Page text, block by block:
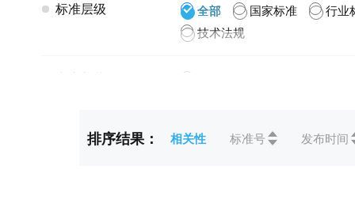
标准层级 全部 国家标准
行业
技术法规
发布年代
排序结果： 相关性 标准号 发布时间